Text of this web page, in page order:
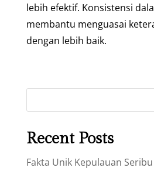
lebih efektif. Konsistensi
membantu menguasai
dengan lebih baik.
Recent Posts
Fakta Unik Kepulauan